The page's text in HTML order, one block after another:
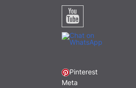
Pinterest
Meta